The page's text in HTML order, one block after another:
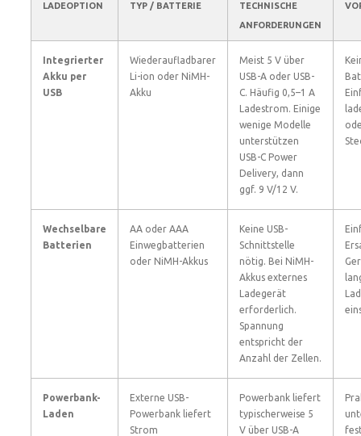
LADEOPTION TYP / BATTERIE
TECHNISCHE
ANFORDERUNGEN
Integrierter
Akku per
USB
Wiederaufladbarer
Li-ion oder NiMH-
Akku
Meist 5 V über
USB-A oder USB-
C. Häufig 0,5–1 A
Ladestrom. Einige
wenige Modelle
unterstützen
USB-C Power
Delivery, dann
ggf. 9 V/12 V.
Wechselbare
Batterien
AA oder AAA
Einwegbatterien
oder NiMH-Akkus
Keine USB-
Schnittstelle
nötig. Bei NiMH-
Akkus externes
Ladegerät
erforderlich.
Spannung
entspricht der
Anzahl der Zellen.
Powerbank-
Laden
Externe USB-
Powerbank liefert
Strom
Powerbank liefert
typischerweise 5
V über USB-A